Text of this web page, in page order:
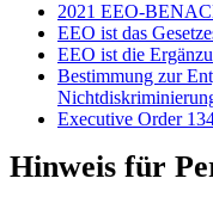
2021 EEO-
EEO ist das
EEO ist die
Bestimmung zur
Executive Order
Hinweis für